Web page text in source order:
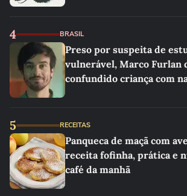
4 BRASIL
Preso por suspeita de
vulnerável, Marco Furlan
confundido criança com
5 RECEITAS
Panqueca de maçã com
receita fofinha, prática e
café da manhã